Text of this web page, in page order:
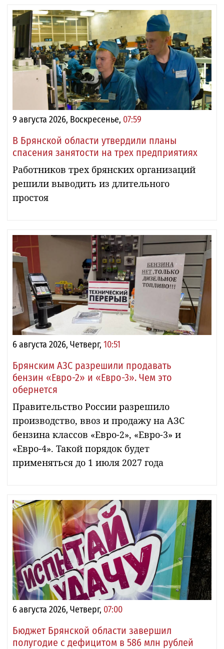
9 августа 2026, Воскресенье, 07:59
В Брянской области утвердили планы
спасения занятости на трех предприятиях
Работников трех брянских организаций
решили выводить из длительного
простоя
6 августа 2026, Четверг, 10:51
Брянским АЗС разрешили продавать
бензин «Евро-2» и «Евро-3». Чем это
обернется
Правительство России разрешило
производство, ввоз и продажу на АЗС
бензина классов «Евро-2», «Евро-3» и
«Евро-4». Такой порядок будет
применяться до 1 июля 2027 года
6 августа 2026, Четверг, 07:00
Бюджет Брянской области завершил
полугодие с дефицитом в 586 млн рублей